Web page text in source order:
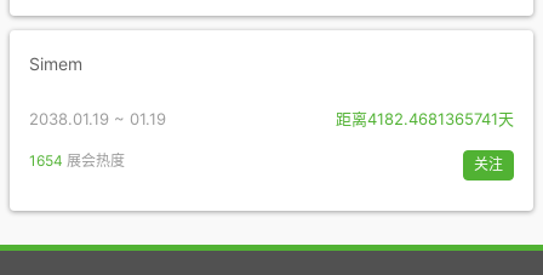
Simem
2038.01.19 ~ 01.19 距离4182.4681365741天
1654 展会热度 关注